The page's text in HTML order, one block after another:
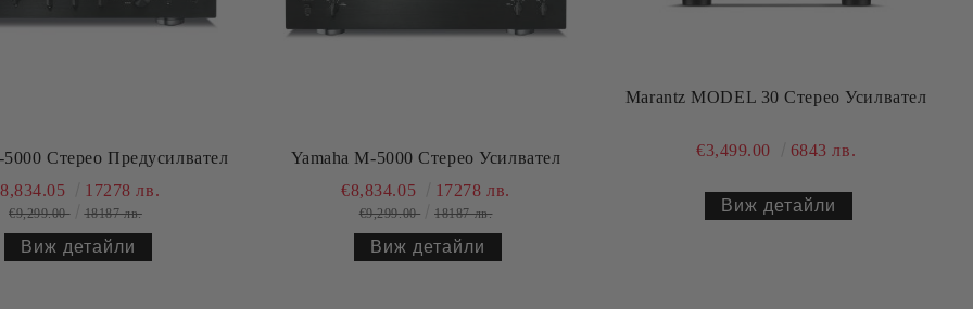
5000 Стерео Предусилвател
17278 лв.
€9,299.00 18187 лв.
Виж детайли
Yamaha M-5000 Стерео Усилвател
€8,834.05 17278 лв.
€9,299.00 18187 лв.
Виж детайли
Marantz MODEL 30 Стерео Усилвател
€3,499.00 6843 лв.
Виж детайли